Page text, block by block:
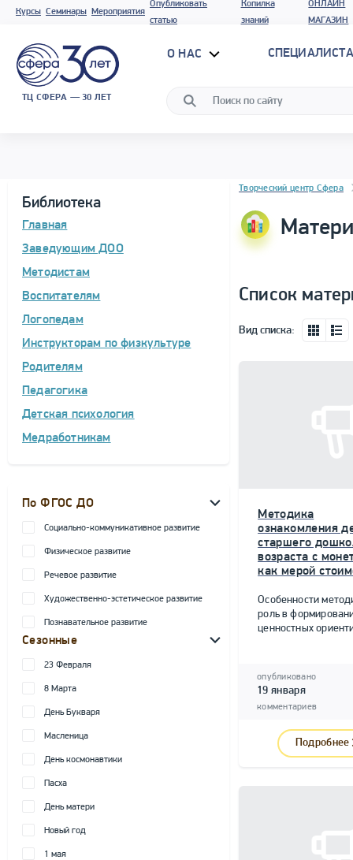
Курсы Семинары Мероприятия
Опубликовать
статью
Копилка
знаний
ОНЛАЙН
МАГАЗИН
ТЦ СФЕРА — 30 ЛЕТ
О НАС
Библиотека
Главная
Заведующим ДОО
Методистам
Воспитателям
Логопедам
Инструкторам по физкультуре
Родителям
Педагогика
Детская психология
Медработникам
По ФГОС ДО
Социально-коммуникативное развитие
Физическое развитие
Речевое развитие
Художественно-эстетическое развитие
Познавательное развитие
Сезонные
23 Февраля
8 Марта
День Букваря
Масленица
День космонавтики
Пасха
День матери
Новый год
1 мая
Блок новостей
Творческий центр Сфера
Список
Вид списка:
Методика
ознакомления
старшего
возраста с
как мерой
Особенности
роль в
ценностных
опубликовано
19 января
комментариев
Подробнее